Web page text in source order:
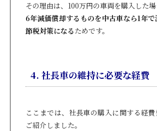
その理由は、100万円の車両を購入した場
6年減価償却するものを中古車なら1年で
節税対策になるためです。
4. 社長車の維持に必要な経費
ここまでは、社長車の購入に関する経
ご紹介しました。